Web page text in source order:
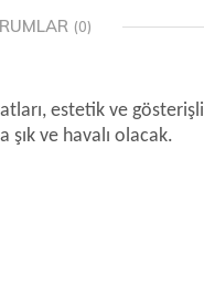
(0)
estetik ve
şık ve havalı olacak.